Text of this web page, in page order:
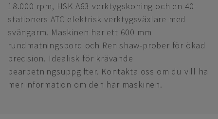
18.000 rpm, HSK A63 verktygskoning och en 40-
stationers ATC elektrisk verktygsväxlare med
svängarm. Maskinen har ett 600 mm
rundmatningsbord och Renishaw-prober för ökad
precision. Idealisk för krävande
bearbetningsuppgifter. Kontakta oss om du vill ha
mer information om den här maskinen.